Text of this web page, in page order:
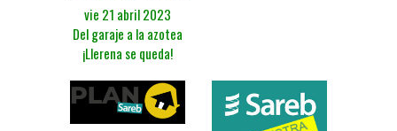
vie 21 abril 2023
Del garaje a la azotea
¡Llerena se queda!